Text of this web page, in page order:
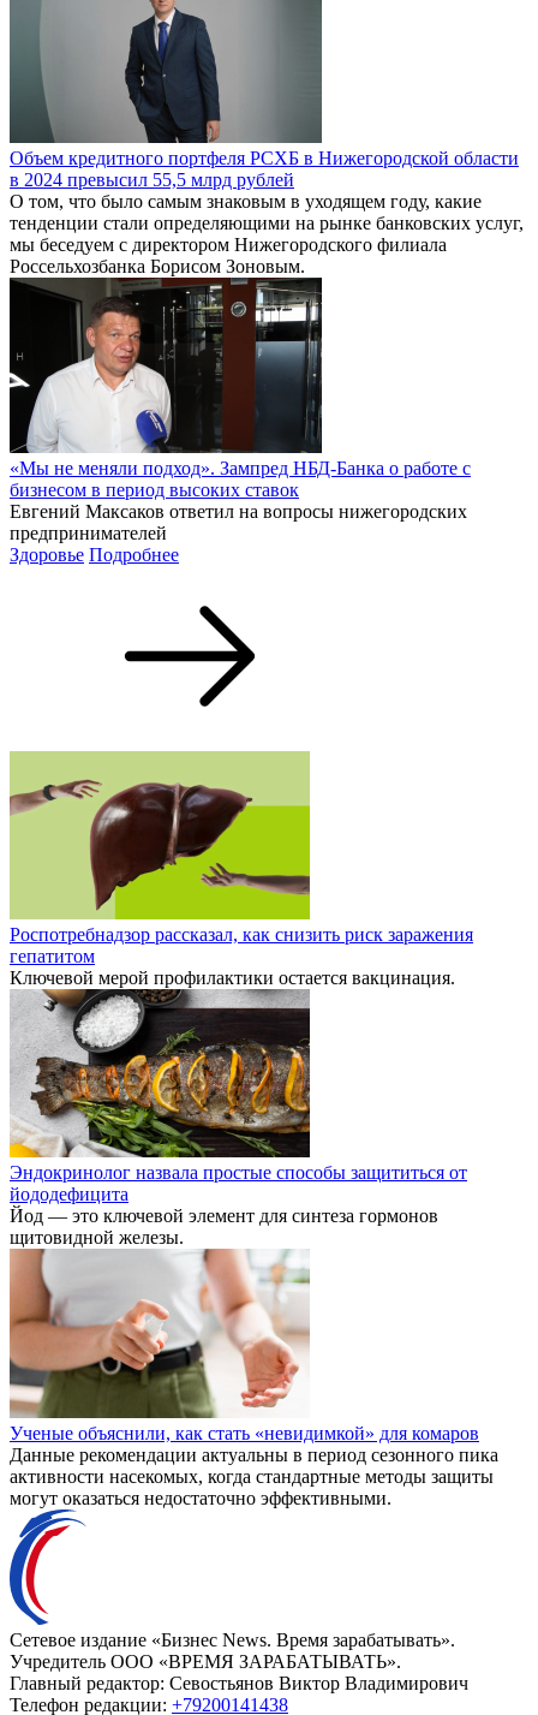
Объем кредитного портфеля РСХБ в Нижегородской области
в 2024 превысил 55,5 млрд рублей
О том, что было самым знаковым в уходящем году, какие
тенденции стали определяющими на рынке банковских услуг,
мы беседуем с директором Нижегородского филиала
Россельхозбанка Борисом Зоновым.
«Мы не меняли подход». Зампред НБД-Банка о работе с
бизнесом в период высоких ставок
Евгений Максаков ответил на вопросы нижегородских
предпринимателей
Здоровье Подробнее
Роспотребнадзор рассказал, как снизить риск заражения
гепатитом
Ключевой мерой профилактики остается вакцинация.
Эндокринолог назвала простые способы защититься от
йододефицита
Йод — это ключевой элемент для синтеза гормонов
щитовидной железы.
Ученые объяснили, как стать «невидимкой» для комаров
Данные рекомендации актуальны в период сезонного пика
активности насекомых, когда стандартные методы защиты
могут оказаться недостаточно эффективными.
Сетевое издание «Бизнес News. Время зарабатывать».
Учредитель ООО «ВРЕМЯ ЗАРАБАТЫВАТЬ».
Главный редактор: Севостьянов Виктор Владимирович
Телефон редакции: +79200141438